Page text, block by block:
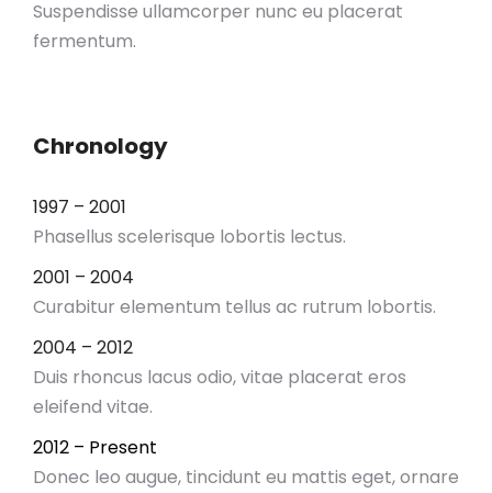
Suspendisse ullamcorper nunc eu placerat
fermentum.
Chronology
1997 – 2001
Phasellus scelerisque lobortis lectus.
2001 – 2004
Curabitur elementum tellus ac rutrum lobortis.
2004 – 2012
Duis rhoncus lacus odio, vitae placerat eros
eleifend vitae.
2012 – Present
Donec leo augue, tincidunt eu mattis eget, ornare